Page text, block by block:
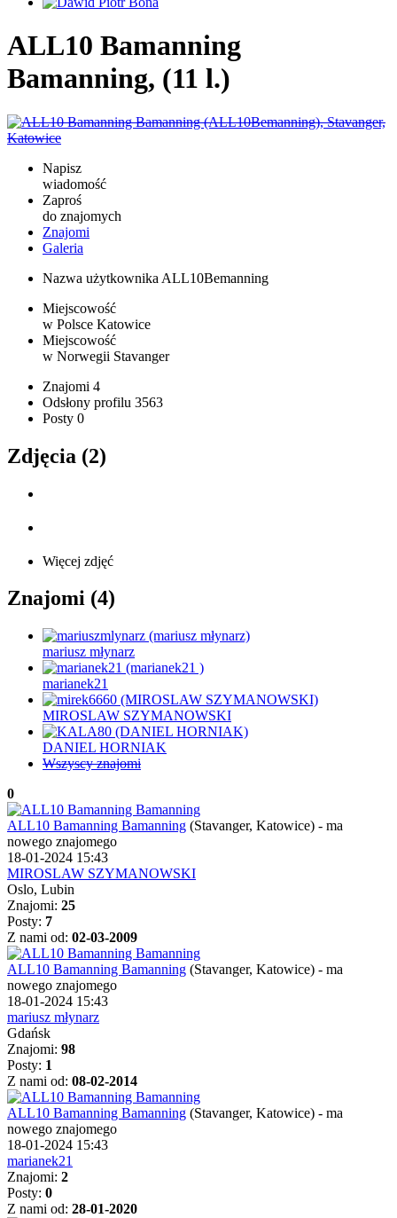
ALL10 Bamanning
Bamanning, (11 l.)
Napisz
wiadomość
Zaproś
do znajomych
Znajomi
Galeria
Nazwa użytkownika ALL10Bemanning
Miejscowość
w Polsce Katowice
Miejscowość
w Norwegii Stavanger
Znajomi 4
Odsłony profilu 3563
Posty 0
Zdjęcia (2)
Więcej zdjęć
Znajomi (4)
mariusz młynarz
marianek21
MIROSLAW SZYMANOWSKI
DANIEL HORNIAK
Wszyscy znajomi
0
ALL10 Bamanning Bamanning (Stavanger, Katowice) - ma
nowego znajomego
18-01-2024 15:43
MIROSLAW SZYMANOWSKI
Oslo, Lubin
Znajomi: 25
Posty: 7
Z nami od: 02-03-2009
ALL10 Bamanning Bamanning (Stavanger, Katowice) - ma
nowego znajomego
18-01-2024 15:43
mariusz młynarz
Gdańsk
Znajomi: 98
Posty: 1
Z nami od: 08-02-2014
ALL10 Bamanning Bamanning (Stavanger, Katowice) - ma
nowego znajomego
18-01-2024 15:43
marianek21
Znajomi: 2
Posty: 0
Z nami od: 28-01-2020